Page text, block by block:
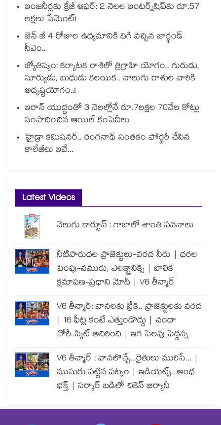
ఇంజనీర్లకు క్రేజీ ఆఫర్: 2 నెలల ఇంటర్న్‌షిప్‌కు రూ.57
లక్షలు పేమెంట్!
జెన్ జీ 4 రోజుల ఉద్యమానికి దిగి వచ్చిన జార్ఖండ్
సీఎం..
జ్యోతిష్యం: కర్కాటక రాశిలో త్రిగ్రాహి యోగం.. గురుడు,
సూర్యుడు, బుధుడు కలయిక.. నాలుగు రాశుల వారికి
అదృష్టయోగం..!
ఇరాన్ యుద్ధంతో 3 నెలల్లోనే రూ.7లక్షల 70వేల కోట్లు
సంపాదించిన ఆయిల్ కంపెనీలు
హైడ్రా కమిషనర్.. రంగనాథ్ సంతకం ఫోర్జరీ చేసిన
కాలేజీలు ఇవే...
Latest Videos
వెలుగు కార్టూన్ : గాజాలో శాంతి పవనాలు
నీటిపారుదల ప్రాజెక్టులు-వరద నీరు | ధరల
పెంపు-చమురు, ఎలక్ట్రానిక్స్ | బాలిక
క్షమాపణ-ప్రధాని మోదీ | V6 తీన్మార్
V6 తీన్మార్: వానలకు బ్రేక్.. ప్రాజెక్టులకు వరద
| 16 ఫీట్ల కంటే ఎత్తుండొద్దు | చందా
చోరీ..స్కిట్ అదిరింది | ఇగ సెలవు పెద్దన్న
V6 తీన్మార్ : వానలొచ్చే...రైతులు మురిసే... |
ముసురు పట్టిన పట్నం | ఇడియట్స్...అంధ
భక్త్ | సర్కార్ బడిలో చికెన్ బిర్యానీ